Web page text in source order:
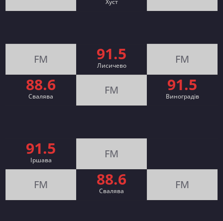
Хуст
FM 91.5
Лисичево FM
88.6
Свалява FM 91.5
Виноградів
91.5
Іршава FM
FM 88.6
Cвалява FM